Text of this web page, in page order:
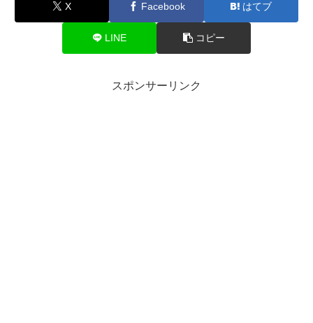
X Facebook はてブ
LINE コピー
スポンサーリンク